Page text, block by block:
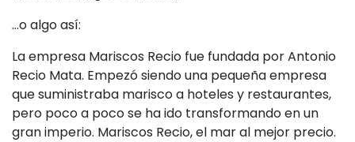
…o algo así:
La empresa Mariscos Recio fue fundada por Antonio
Recio Mata. Empezó siendo una pequeña empresa
que suministraba marisco a hoteles y restaurantes,
pero poco a poco se ha ido transformando en un
gran imperio. Mariscos Recio, el mar al mejor precio.